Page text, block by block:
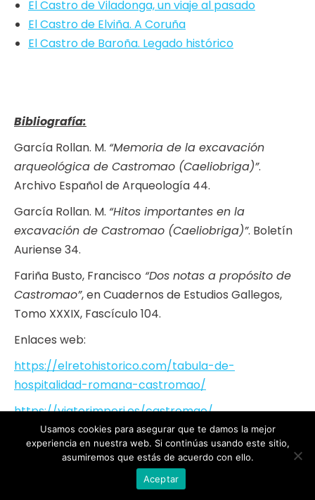
El Castro de Viladonga, un viaje al pasado
El Castro de Elviña. A Coruña
El Castro de Baroña. Legado histórico
Bibliografía:
García Rollan. M. “Memoria de la excavación
arqueológica de Castromao (Caeliobriga)”.
Archivo Español de Arqueología 44.
García Rollan. M. “Hitos importantes en la
excavación de Castromao (Caeliobriga)”. Boletín
Auriense 34.
Fariña Busto, Francisco “Dos notas a propósito de
Castromao”, en Cuadernos de Estudios Gallegos,
Tomo XXXIX, Fascículo 104.
Enlaces web:
https://elretohistorico.com/tabula-de-
hospitalidad-romana-castromao/
https://viatorimperi.es/castromao/
http://www.galiciamaxica.eu/Sitios/OURENSE/
http://castrosgalaicos.blogspot.com.es/2008/03/
castreo-de-castromao.html
Usamos cookies para asegurar que te damos la mejor
experiencia en nuestra web. Si continúas usando este sitio,
asumiremos que estás de acuerdo con ello.
Aceptar